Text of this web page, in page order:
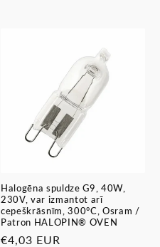
Halogēna spuldze G9, 40W,
230V, var izmantot arī
cepeškrāsnīm, 300°C, Osram /
Patron HALOPIN® OVEN
Parastā
€4,03 EUR